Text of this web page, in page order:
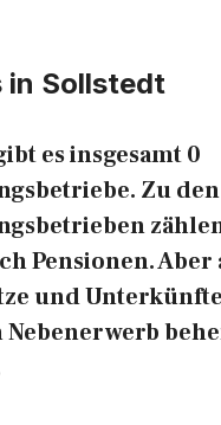
in Sollstedt
es insgesamt 0
Zu den
Pensionen. Aber
und
Nebenerwerb